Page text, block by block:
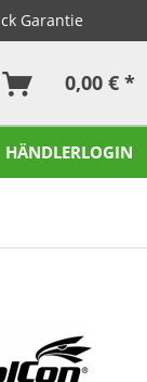
Garantie
0,00 € *
HÄNDLERLOGIN